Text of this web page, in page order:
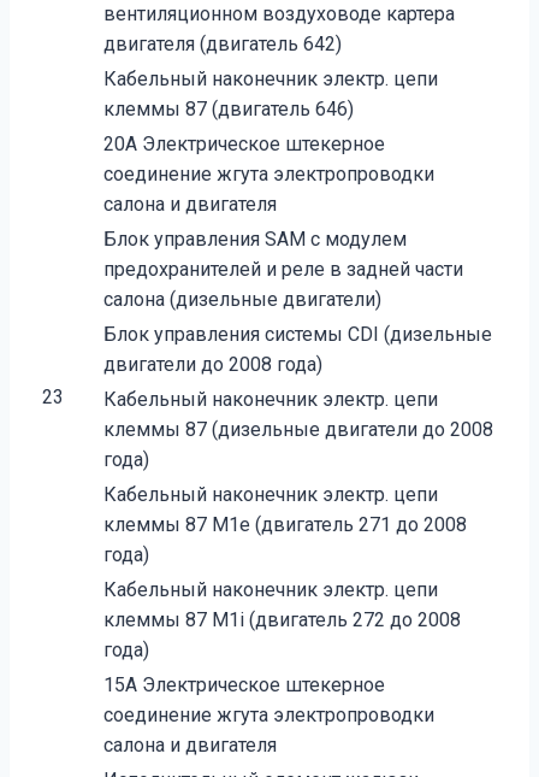
вентиляционном воздуховоде картера
двигателя (двигатель 642)
Кабельный наконечник электр. цепи
клеммы 87 (двигатель 646)
23
20A Электрическое штекерное
соединение жгута электропроводки
салона и двигателя
Блок управления SAM с модулем
предохранителей и реле в задней части
салона (дизельные двигатели)
Блок управления системы CDI (дизельные
двигатели до 2008 года)
Кабельный наконечник электр. цепи
клеммы 87 (дизельные двигатели до 2008
года)
Кабельный наконечник электр. цепи
клеммы 87 M1e (двигатель 271 до 2008
года)
Кабельный наконечник электр. цепи
клеммы 87 M1i (двигатель 272 до 2008
года)
15A Электрическое штекерное
соединение жгута электропроводки
салона и двигателя